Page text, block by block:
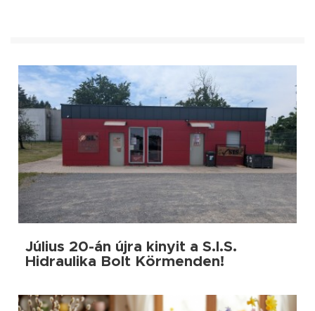
Július 20-án újra kinyit a S.I.S.
Hidraulika Bolt Körmenden!